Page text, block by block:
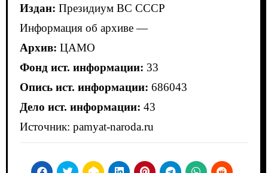
Издан: Президиум ВС СССР
Информация об архиве —
Архив: ЦАМО
Фонд ист. информации: 33
Опись ист. информации: 686043
Дело ист. информации: 43
Источник: pamyat-naroda.ru